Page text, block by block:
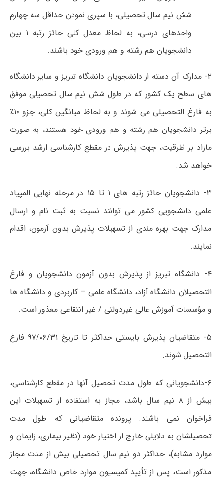
شش نیم سال تحصیلی، با سپری نمودن حداقل سه چهارم
واحدهای درسی، به لحاظ معدل کلی حائز رتبه ۱ بین
دانشجویان هم رشته و هم ورودی خود باشند.
۲- مدارک آن دسته از دانشجویان دانشگاه تبریز و سایر دانشگاه
های سطح یک کشور که در طول شش نیم سال تحصیلی موفق
به فارغ التحصیلی می شوند و به لحاظ میانگین کلی، جزو ۱۰٪
برتر دانشجویان هم رشته و هم ورودی خود هستند، به صورت
مازاد بر ظرقیت، جهت پذیرش در مقطع کارشناسی ارشد بررسی
خواهد شد.
۳- دانشجویان حائز رتبه های ۱ تا ۱۵ در مرحله نهایی المپیاد
علمی دانشجویی کشور می توانند نسبت به ثبت نام و ارسال
مدارک جهت بهره مندی از تسهیلات پذیرش بدون آزمون، اقدام
نمایند.
۴- دانشگاه تبریز از پذیرش بدون آزمون دانشجویان و فارغ
التحصیلان دانشگاه آزاد، دانشگاه علمی – کاربردی و دانشگاه ها
و مؤسسات آموزش عالی غیردولتی / غیر انتقاعی معذور است.
۵- متقاضیان پذیرش بایستی حداکثر تا تاریخ ۹۷/۰۶/۳۱ فارغ
التحصیل شوند.
۶-دانشجویانی که طول مدت تحصیل آنها در مقطع کارشناسی،
بیش از ۸ نیم سال باشد، مجاز به استفاده از تسهیلات این
فراخوان نمی باشند. پرونده متقاضیانی که طول مدت
تحصیلشان به دلایلی خارج از اختیار خود (نظیر بیماری، زایمان و
موارد مشابه)، حداکثر دو نیم سال تحصیلی بیش از مدت مجاز
مذکور است، پس از تأیید کمیسیون موارد خاص دانشگاه، جهت